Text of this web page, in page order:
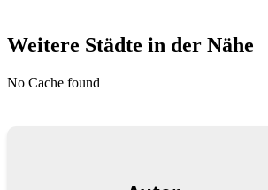
Weitere Städte in der Nähe
No Cache found